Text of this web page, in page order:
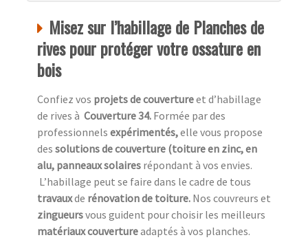
Misez sur l’habillage de Planches de
rives pour protéger votre ossature en
bois
Confiez vos projets de couvertureet d’habillage
de rives à Couverture 34. Formée par des
professionnels expérimentés,elle vous propose
des solutions de couverture (toiture en zinc, en
alu, panneaux solaires répondant à vos envies.
L’habillage peut se faire dans le cadre de tous
travauxde rénovation de toiture. Nos couvreurs et
zingueursvous guident pour choisir les meilleurs
matériaux couvertureadaptés à vos planches.